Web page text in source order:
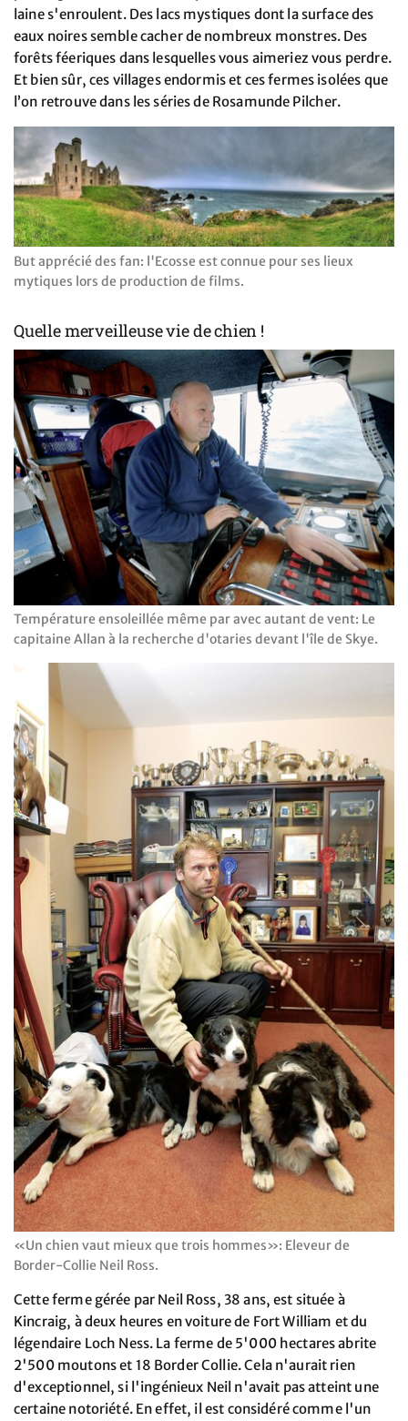
laine s'enroulent. Des lacs mystiques dont la surface des
eaux noires semble cacher de nombreux monstres. Des
forêts féeriques dans lesquelles vous aimeriez vous perdre.
Et bien sûr, ces villages endormis et ces fermes isolées que
l’on retrouve dans les séries de Rosamunde Pilcher.
But apprécié des fan: l'Ecosse est connue pour ses lieux
mytiques lors de production de films.
Quelle merveilleuse vie de chien !
Température ensoleillée même par avec autant de vent: Le
capitaine Allan à la recherche d'otaries devant l'île de Skye.
«Un chien vaut mieux que trois hommes»: Eleveur de
Border-Collie Neil Ross.
Cette ferme gérée par Neil Ross, 38 ans, est située à
Kincraig, à deux heures en voiture de Fort William et du
légendaire Loch Ness. La ferme de 5'000 hectares abrite
2'500 moutons et 18 Border Collie. Cela n'aurait rien
d'exceptionnel, si l'ingénieux Neil n'avait pas atteint une
certaine notoriété. En effet, il est considéré comme l'un